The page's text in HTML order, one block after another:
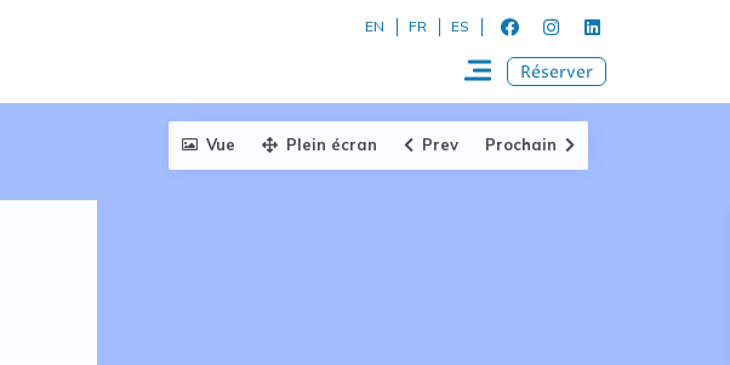
EN FR ES
Réserver
Vue Plein écran Prev Prochain